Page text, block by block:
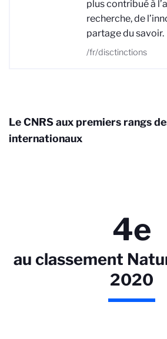
plus contribué à
recherche, de
partage du savoir.
/fr/disctinctions
Le CNRS aux premiers rangs
internationaux
4e
au classement
2020